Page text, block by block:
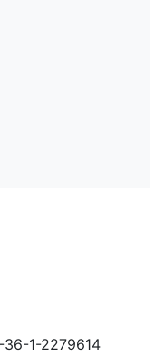
1-2279614